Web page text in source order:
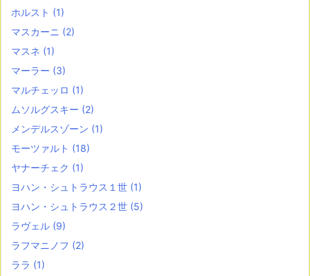
ホルスト (1)
マスカーニ (2)
マスネ (1)
マーラー (3)
マルチェッロ (1)
ムソルグスキー (2)
メンデルスゾーン (1)
モーツァルト (18)
ヤナーチェク (1)
ヨハン・シュトラウス１世 (1)
ヨハン・シュトラウス２世 (5)
ラヴェル (9)
ラフマニノフ (2)
ララ (1)